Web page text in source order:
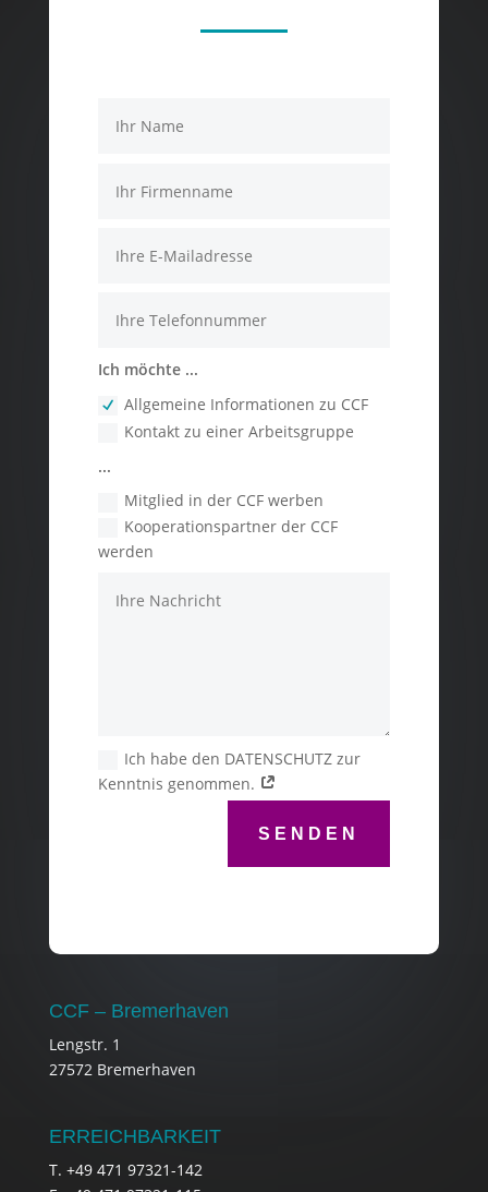
Ich möchte ...
Allgemeine Informationen zu CCF
Kontakt zu einer Arbeitsgruppe
...
Mitglied in der CCF werben
Kooperationspartner der CCF
werden
Ich habe den DATENSCHUTZ zur
Kenntnis genommen.
SENDEN
CCF – Bremerhaven
Lengstr. 1
27572 Bremerhaven
ERREICHBARKEIT
T. +49 471 97321-142